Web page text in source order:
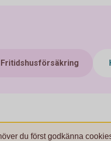
Fritidshusförsäkring
du först godkänna